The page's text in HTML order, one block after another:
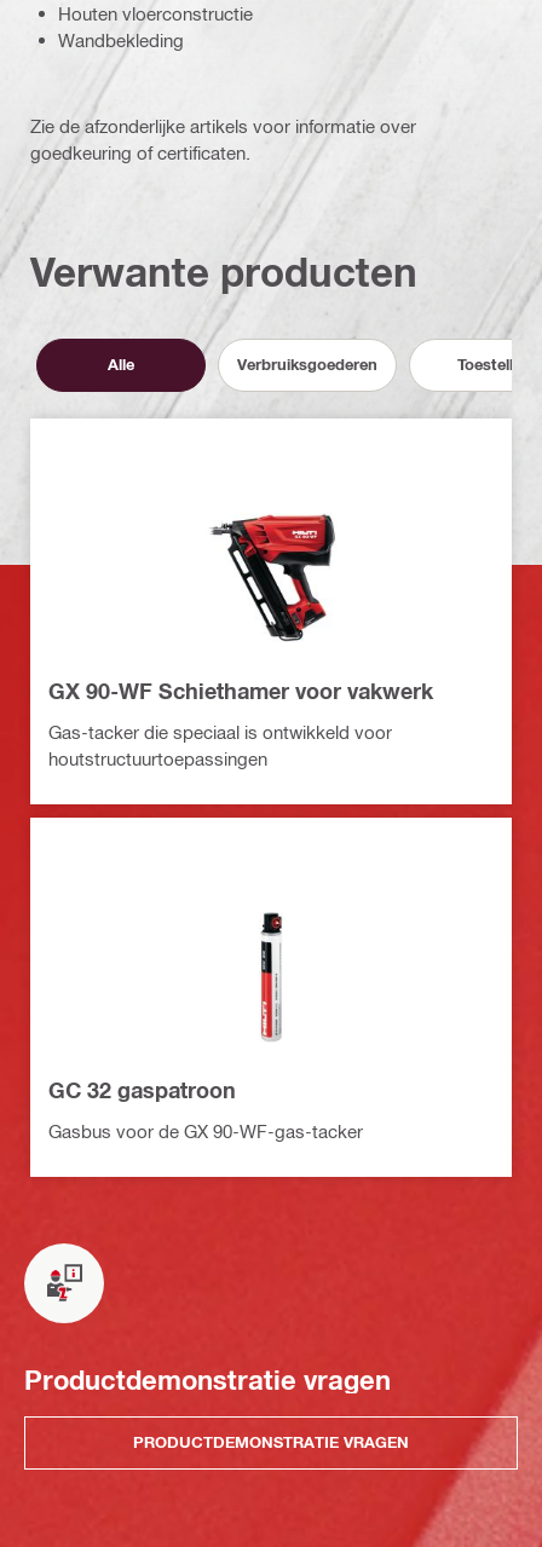
Houten vloerconstructie
Wandbekleding
Zie de afzonderlijke artikels voor informatie over
goedkeuring of certificaten.
Verwante producten
Alle Verbruiksgoederen Toestellen
GX 90-WF Schiethamer voor vakwerk
Gas-tacker die speciaal is ontwikkeld voor
houtstructuurtoepassingen
GC 32 gaspatroon
Gasbus voor de GX 90-WF-gas-tacker
Productdemonstratie vragen
PRODUCTDEMONSTRATIE VRAGEN